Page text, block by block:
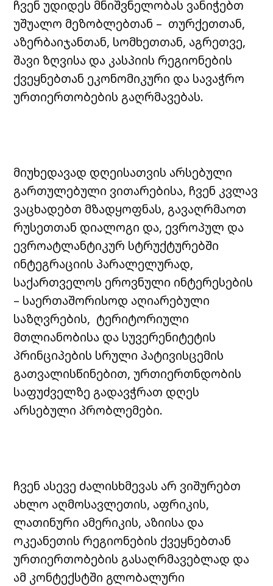
ჩვენ უდიდეს მნიშვნელობას ვანიჭებთ
უშუალო მეზობლებთან – თურქეთთან,
აზერბაიჯანთან, სომხეთთან, აგრეთვე,
შავი ზღვისა და კასპიის რეგიონების
ქვეყნებთან ეკონომიკური და სავაჭრო
ურთიერთობების გაღრმავებას.
მიუხედავად დღეისათვის არსებული
გართულებული ვითარებისა, ჩვენ კვლავ
ვაცხადებთ მზადყოფნას, გავაღრმაოთ
რუსეთთან დიალოგი და, ევროპულ და
ევროატლანტიკურ სტრუქტურებში
ინტეგრაციის პარალელურად,
საქართველოს ეროვნული ინტერესების
– საერთაშორისოდ აღიარებული
საზღვრების, ტერიტორიული
მთლიანობისა და სუვერენიტეტის
პრინციპების სრული პატივისცემის
გათვალისწინებით, ურთიერთნდობის
საფუძველზე გადავჭრათ დღეს
არსებული პრობლემები.
ჩვენ ასევე ძალისხმევას არ ვიშურებთ
ახლო აღმოსავლეთის, აფრიკის,
ლათინური ამერიკის, აზიისა და
ოკეანეთის რეგიონების ქვეყნებთან
ურთიერთობების გასაღრმავებლად და
ამ კონტექსტში გლობალური